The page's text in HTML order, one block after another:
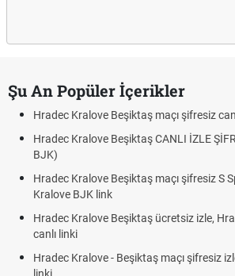
Şu An Popüler İçerikler
Kralove Beşiktaş maçı şifresiz canlı yayın izle
Kralove Beşiktaş CANLI İZLE ŞİFRESİZ
Kralove Beşiktaş maçı şifresiz S Sport Plus
BJK link
Kralove Beşiktaş ücretsiz izle, Hradec Kralove
Kralove - Beşiktaş maçı şifresiz izle canlı S